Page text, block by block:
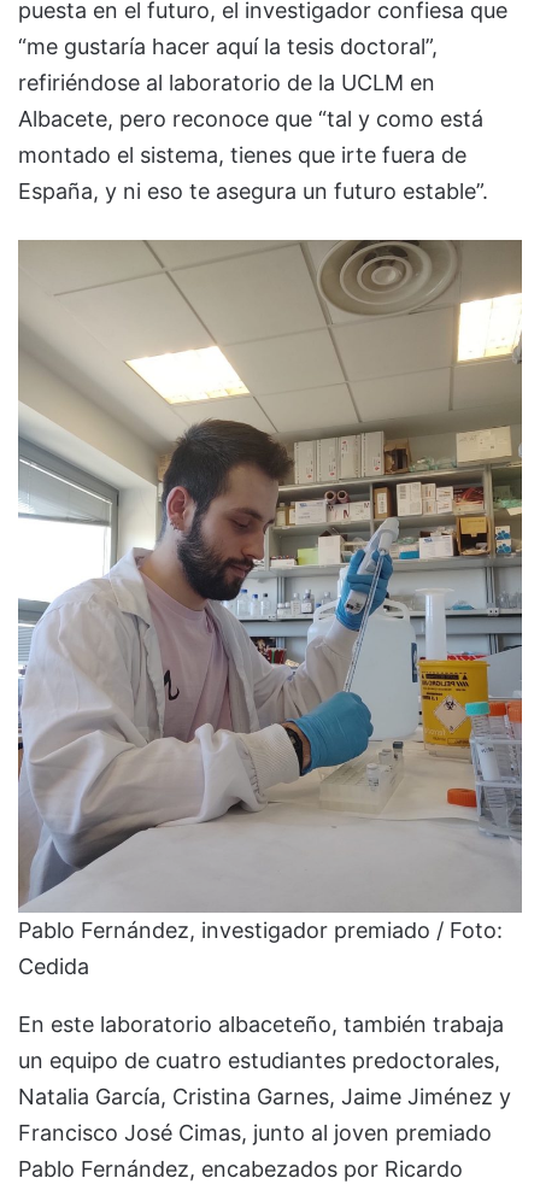
puesta en el futuro, el investigador confiesa que
“me gustaría hacer aquí la tesis doctoral”,
refiriéndose al laboratorio de la UCLM en
Albacete, pero reconoce que “tal y como está
montado el sistema, tienes que irte fuera de
España, y ni eso te asegura un futuro estable”.
Pablo Fernández, investigador premiado / Foto:
Cedida
En este laboratorio albaceteño, también trabaja
un equipo de cuatro estudiantes predoctorales,
Natalia García, Cristina Garnes, Jaime Jiménez y
Francisco José Cimas, junto al joven premiado
Pablo Fernández, encabezados por Ricardo